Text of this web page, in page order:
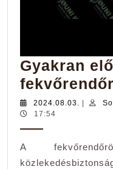
Gyakran
2024.08.03.
17:54
A